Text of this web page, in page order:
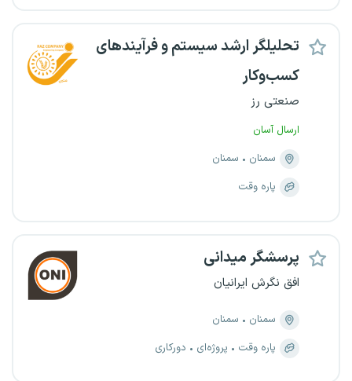
تحلیلگر ارشد سیستم و فرآیندهای
کسب‌وکار
صنعتی رز
ارسال آسان
سمنان
سمنان
پاره وقت
پرسشگر میدانی
افق نگرش ایرانیان
سمنان
سمنان
پاره وقت
پروژه‌ای دورکاری